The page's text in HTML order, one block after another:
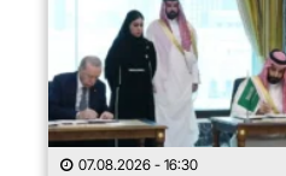
07.08.2026 - 16:30